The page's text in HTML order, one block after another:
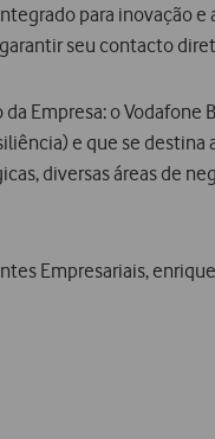
para inovação
seu contacto
Empresa: o
e que se
diversas áreas de
Empresariais,